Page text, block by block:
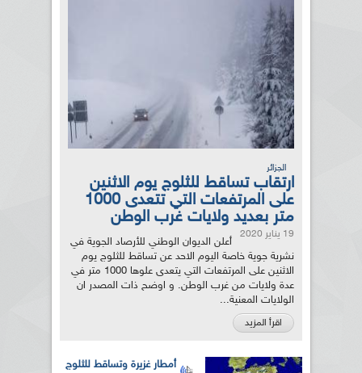
الجزائر
ارتقاب تساقط للثلوج يوم الاثنين
على المرتفعات التي تتعدى 1000
متر بعديد ولايات غرب الوطن
19 يناير 2020
أعلن الديوان الوطني للأرصاد الجوية في
نشرية جوية خاصة اليوم الاحد عن تساقط للثلوج يوم
الاثنين على المرتفعات التي يتعدى علوها 1000 متر في
عدة ولايات من غرب الوطن. و اوضح ذات المصدر ان
الولايات المعنية...
اقرأ المزيد
أمطار غزيرة وتساقط للثلوج